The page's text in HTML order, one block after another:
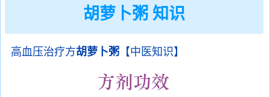
胡萝卜粥 知识
高血压治疗方胡萝卜粥 【中医知识】